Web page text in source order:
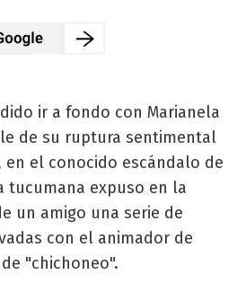
ir a fondo con Marianela
de su ruptura sentimental
en el conocido escándalo de
tucumana expuso en la
un amigo una serie de
con el animador de
"chichoneo".